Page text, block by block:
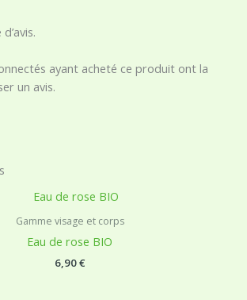
ayant acheté ce produit ont la
un avis.
Gamme visage et corps
Eau de rose BIO
6,90€